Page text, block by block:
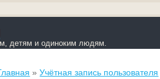
детям и одиноким людям.
здесь
»Учётная запись пользователя